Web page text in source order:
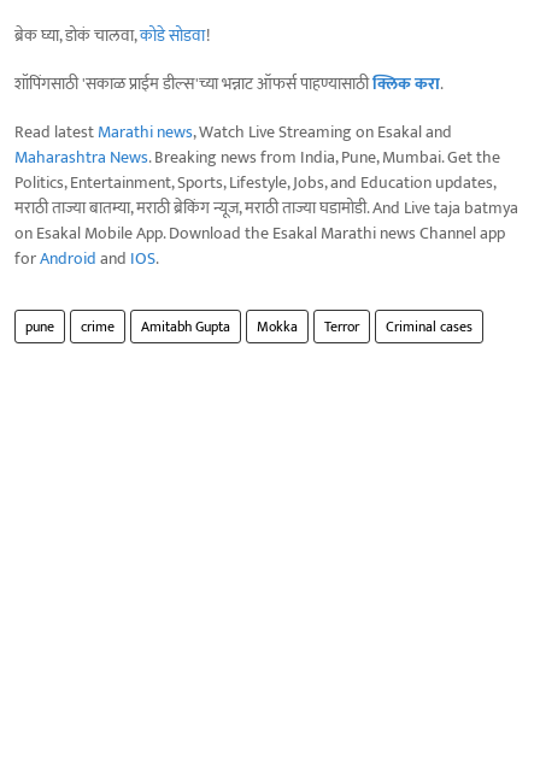
ब्रेक घ्या, डोकं चालवा,कोडे सोडवा!
शॉपिंगसाठी 'सकाळ प्राईम डील्स'च्या भन्नाट ऑफर्स पाहण्यासाठीक्लिक करा.
Read latestMarathi news, Watch Live Streaming on Esakal and
Maharashtra News. Breaking news from India, Pune, Mumbai. Get the
Politics, Entertainment, Sports, Lifestyle, Jobs, and Education updates,
मराठी ताज्या बातम्या, मराठी ब्रेकिंग न्यूज, मराठी ताज्या घडामोडी. And Live taja batmya
on Esakal Mobile App. Download the Esakal Marathi news Channel app
forAndroidand IOS.
pune crime Amitabh Gupta Mokka Terror Criminal cases